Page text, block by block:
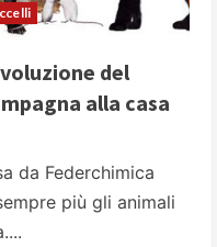
del
alla casa
da Federchimica
più gli animali